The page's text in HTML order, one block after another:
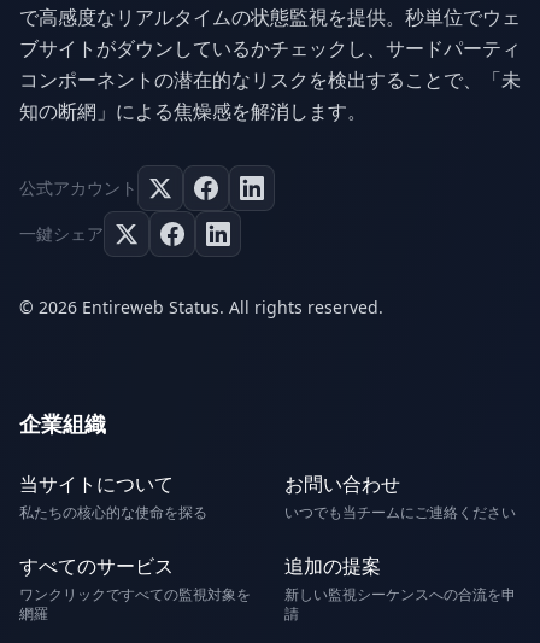
で高感度なリアルタイムの状態監視を提供。秒単位でウェ
ブサイトがダウンしているかチェックし、サードパーティ
コンポーネントの潜在的なリスクを検出することで、「未
知の断網」による焦燥感を解消します。
公式アカウント
一鍵シェア
© 2026 Entireweb Status. All rights reserved.
企業組織
当サイトについて
私たちの核心的な使命を探る
お問い合わせ
いつでも当チームにご連絡ください
すべてのサービス
ワンクリックですべての監視対象を
網羅
追加の提案
新しい監視シーケンスへの合流を申
請